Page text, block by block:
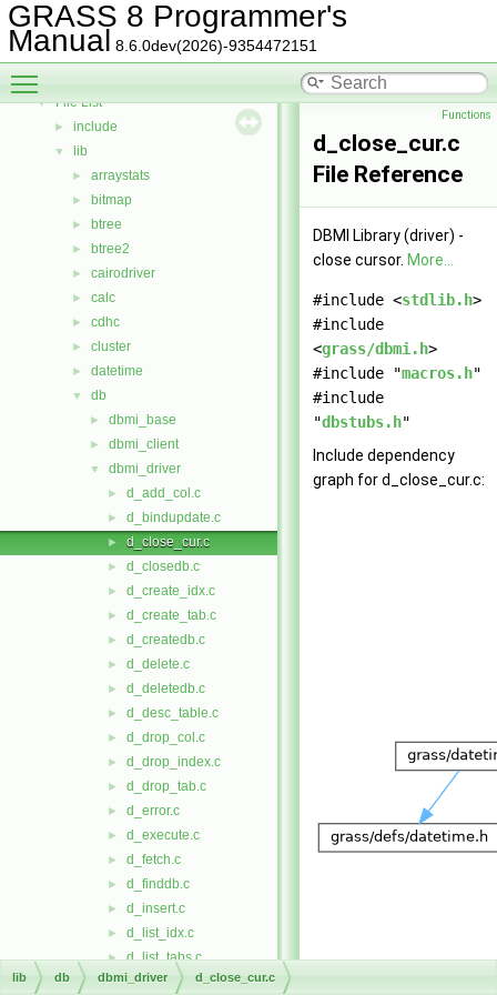
GRASS 8 Programmer's
Manual 8.6.0dev(2026)-9354472151
Deprecated List
Bug List
► Data Structures
▼
▼ File List
► include
▼ lib
► arraystats
► bitmap
► btree
► btree2
► cairodriver
► calc
► cdhc
► cluster
► datetime
▼ db
► dbmi_base
► dbmi_client
▼ dbmi_driver
► d_add_col.c
► d_bindupdate.c
► d_close_cur.c
► d_closedb.c
► d_create_idx.c
► d_create_tab.c
► d_createdb.c
► d_delete.c
► d_deletedb.c
► d_desc_table.c
► d_drop_col.c
► d_drop_index.c
► d_drop_tab.c
► d_error.c
► d_execute.c
► d_fetch.c
► d_finddb.c
► d_insert.c
► d_list_idx.c
► d_list_tabs.c
► d_listdb.c
Functions
d_close_cur.c
File Reference
DBMI Library (driver) -
close cursor. More...
#include <stdlib.h>
#include
<grass/dbmi.h>
#include "macros.h"
#include
"dbstubs.h"
Include dependency
graph for d_close_cur.c:
lib db dbmi_driver d_close_cur.c